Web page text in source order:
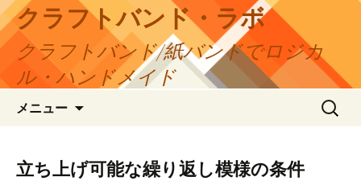
コ
ン
テ
ツ
ス
クラフトバンド・ラボ
クラフトバンド/紙バンドでロジカ
ル・ハンドメイド
メニュー
検
索:
立ち上げ可能な繰り返し模様の条件